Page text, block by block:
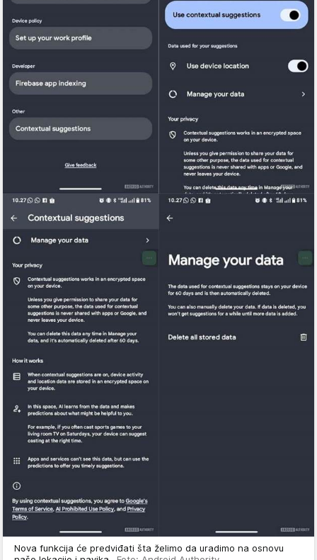
Nova funkcija će predviđati šta želimo da uradimo na osnovu